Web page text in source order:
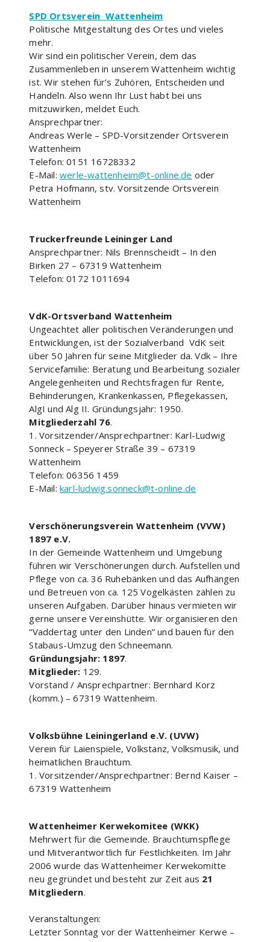
SPD Ortsverein Wattenheim
Politische Mitgestaltung des Ortes und vieles
mehr.
Wir sind ein politischer Verein, dem das
Zusammenleben in unserem Wattenheim wichtig
ist. Wir stehen für’s Zuhören, Entscheiden und
Handeln. Also wenn Ihr Lust habt bei uns
mitzuwirken, meldet Euch.
Ansprechpartner:
Andreas Werle – SPD-Vorsitzender Ortsverein
Wattenheim
Telefon: 0151 16728332
E-Mail:werle-wattenheim@t-online.de oder
Petra Hofmann, stv. Vorsitzende Ortsverein
Wattenheim
Truckerfreunde Leininger Land
Ansprechpartner: Nils Brennscheidt – In den
Birken 27 – 67319 Wattenheim
Telefon: 0172 1011694
VdK-Ortsverband Wattenheim
Ungeachtet aller politischen Veränderungen und
Entwicklungen, ist der Sozialverband VdK seit
über 50 Jahren für seine Mitglieder da. Vdk – Ihre
Servicefamilie: Beratung und Bearbeitung sozialer
Angelegenheiten und Rechtsfragen für Rente,
Behinderungen, Krankenkassen, Pflegekassen,
AlgI und Alg II. Gründungsjahr: 1950.
Mitgliederzahl 76.
1. Vorsitzender/Ansprechpartner: Karl-Ludwig
Sonneck – Speyerer Straße 39 – 67319
Wattenheim
Telefon: 06356 1459
E-Mail:karl-ludwig.sonneck@t-online.de
Verschönerungsverein Wattenheim (VVW)
1897 e.V.
In der Gemeinde Wattenheim und Umgebung
führen wir Verschönerungen durch. Aufstellen und
Pflege von ca. 36 Ruhebänken und das Aufhängen
und Betreuen von ca. 125 Vogelkästen zählen zu
unseren Aufgaben. Darüber hinaus vermieten wir
gerne unsere Vereinshütte. Wir organisieren den
“Vaddertag unter den Linden” und bauen für den
Stabaus-Umzug den Schneemann.
Gründungsjahr: 1897.
Mitglieder: 129.
Vorstand / Ansprechpartner: Bernhard Korz
(komm.) – 67319 Wattenheim.
Volksbühne Leiningerland e.V. (UVW)
Verein für Laienspiele, Volkstanz, Volksmusik, und
heimatlichen Brauchtum.
1. Vorsitzender/Ansprechpartner: Bernd Kaiser –
67319 Wattenheim
Wattenheimer Kerwekomitee (WKK)
Mehrwert für die Gemeinde. Brauchtumspflege
und Mitverantwortlich für Festlichkeiten. Im Jahr
2006 wurde das Wattenheimer Kerwekomitte
neu gegründet und besteht zur Zeit aus 21
Mitgliedern.
Veranstaltungen:
Letzter Sonntag vor der Wattenheimer Kerwe –